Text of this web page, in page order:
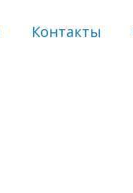
Контакты